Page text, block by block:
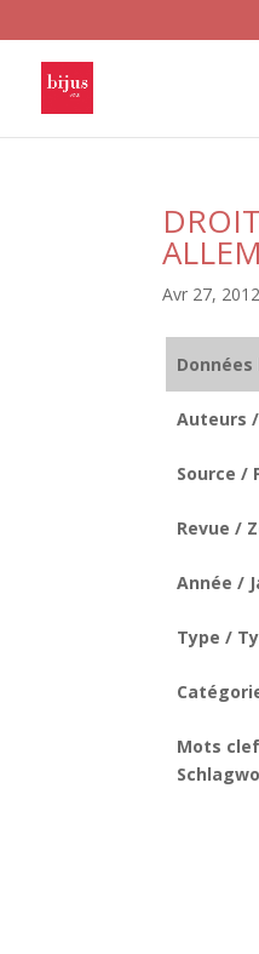
Avr 27, 2012
Auteurs
Source /
Revue /
Année /
Type /
Mots